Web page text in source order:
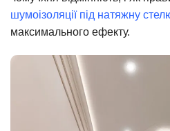
шумоізоляції під натяжну
максимального ефекту.